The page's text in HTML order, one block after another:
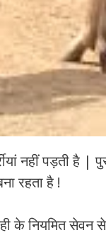
नहीं पड़ती है |
रहता है !
के नियमित